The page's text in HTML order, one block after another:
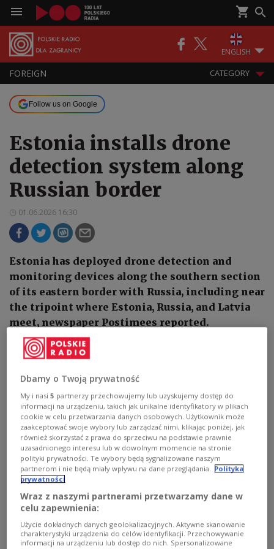
ENGLISH
FOREIGN CATEGORY
Follow us on Google
Estonia installs drone
detection system along
Russian border
01.06.2026 16:30
Estonia has deployed drone detection and
monitoring devices along the southern section
of its eastern border with Russia, including near
the tripoint where Estonia, Russia, and Latvia
meet, newspaper Postimees reported.
Photo: Igor Taro/Facebook
The system includes both fixed installations and
mobile radar units mounted on trailers that can be
Dbamy o Twoją prywatność
My i nasi5 partnerzy przechowujemy lub uzyskujemy dostęp do
informacji na urządzeniu, takich jak unikalne identyfikatory w plikach
cookie w celu przetwarzania danych osobowych. Użytkownik może
zaakceptować swoje wybory lub zarządzać nimi, klikając poniżej, jak
również skorzystać z prawa do sprzeciwu na podstawie prawnie
uzasadnionego interesu lub w dowolnym momencie na stronie
polityki prywatności. Te wybory będą sygnalizowane naszym
partnerom i nie będą miały wpływu na dane przeglądania. Polityka
prywatności
Wraz z naszymi partnerami przetwarzamy dane w
celu zapewnienia:
Użycie dokładnych danych geolokalizacyjnych. Aktywne skanowanie
charakterystyki urządzenia do celów identyfikacji. Przechowywanie
informacji na urządzeniu lub dostęp do nich. Spersonalizowane